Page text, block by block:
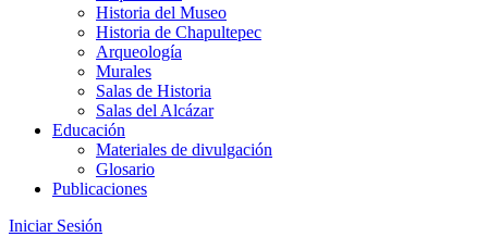
Historia del Museo
Historia de Chapultepec
Arqueología
Murales
Salas de Historia
Salas del Alcázar
Educación
Materiales de divulgación
Glosario
Publicaciones
Iniciar Sesión